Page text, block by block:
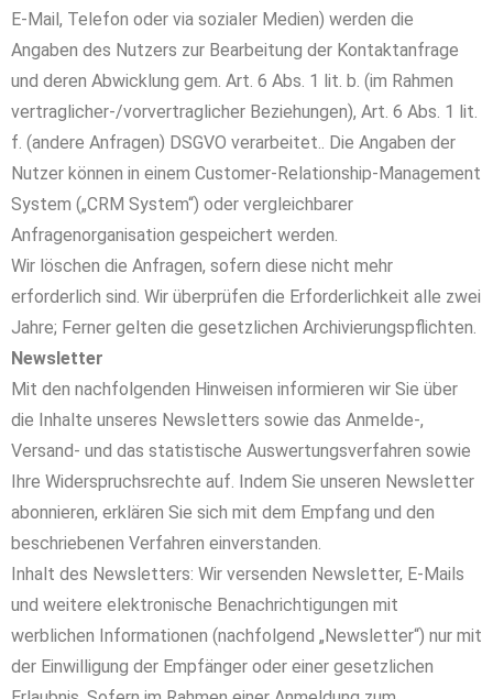
E-Mail, Telefon oder via sozialer Medien) werden die
Angaben des Nutzers zur Bearbeitung der Kontaktanfrage
und deren Abwicklung gem. Art. 6 Abs. 1 lit. b. (im Rahmen
vertraglicher-/vorvertraglicher Beziehungen), Art. 6 Abs. 1 lit.
f. (andere Anfragen) DSGVO verarbeitet.. Die Angaben der
Nutzer können in einem Customer-Relationship-Management
System („CRM System“) oder vergleichbarer
Anfragenorganisation gespeichert werden.
Wir löschen die Anfragen, sofern diese nicht mehr
erforderlich sind. Wir überprüfen die Erforderlichkeit alle zwei
Jahre; Ferner gelten die gesetzlichen Archivierungspflichten.
Newsletter
Mit den nachfolgenden Hinweisen informieren wir Sie über
die Inhalte unseres Newsletters sowie das Anmelde-,
Versand- und das statistische Auswertungsverfahren sowie
Ihre Widerspruchsrechte auf. Indem Sie unseren Newsletter
abonnieren, erklären Sie sich mit dem Empfang und den
beschriebenen Verfahren einverstanden.
Inhalt des Newsletters: Wir versenden Newsletter, E-Mails
und weitere elektronische Benachrichtigungen mit
werblichen Informationen (nachfolgend „Newsletter“) nur mit
der Einwilligung der Empfänger oder einer gesetzlichen